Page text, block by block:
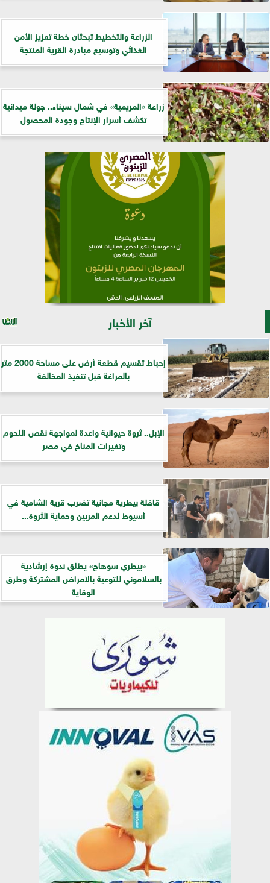
الزراعة والتخطيط تبحثان خطة تعزيز الأمن
الغذائي وتوسيع مبادرة القرية المنتجة
زراعة «المريمية» في شمال سيناء.. جولة ميدانية
تكشف أسرار الإنتاج وجودة المحصول
آخر الأخبار
إحباط تقسيم قطعة أرض على مساحة 2000 متر
بالمراغة قبل تنفيذ المخالفة
الإبل.. ثروة حيوانية واعدة لمواجهة نقص اللحوم
وتغيرات المناخ في مصر
قافلة بيطرية مجانية تضرب قرية الشامية في
أسيوط لدعم المربين وحماية الثروة...
«بيطري سوهاج» يطلق ندوة إرشادية
بالسلاموني للتوعية بالأمراض المشتركة وطرق
الوقاية